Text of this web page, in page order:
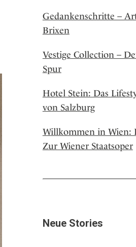
Gedankenschritte –
Brixen
Vestige Collection –
Spur
Hotel Stein: Das
von Salzburg
Willkommen in Wien:
Zur Wiener Staatsoper
Neue Stories